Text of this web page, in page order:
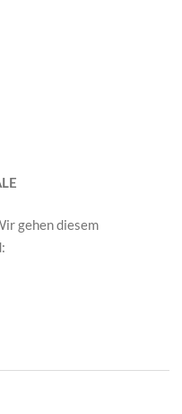
gehen diesem